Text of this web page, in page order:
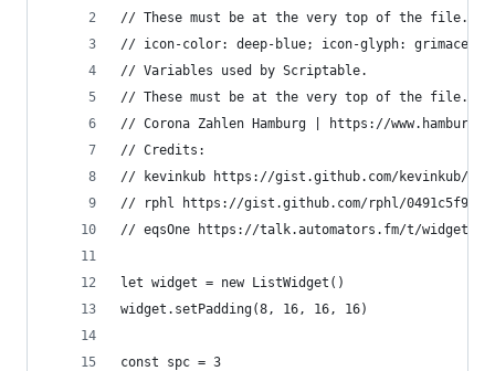
// These must be at the very top of the file.
// icon-color: deep-blue; icon-glyph: grimace;
// Variables used by Scriptable.
// These must be at the very top of the file.
// Corona Zahlen Hamburg | https://
// Credits:
// kevinkub https://gist.github.com/kevinkub/
// rphl https://gist.github.com/rphl/
// eqsOne https://talk.automators.fm/t/widget-
let widget = new ListWidget()
widget.setPadding(8, 16, 16, 16)
const spc = 3